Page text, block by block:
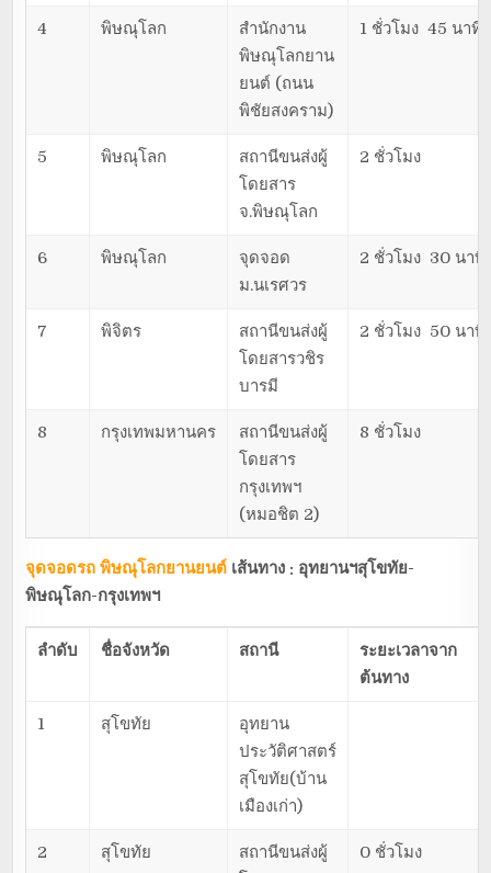
4 พิษณุโลก
สำนักงาน
พิษณุโลกยาน
ยนต์ (ถนน
พิชัยสงคราม)
1 ชั่วโมง 45 นาที
5 พิษณุโลก
สถานีขนส่งผู้
โดยสาร
จ.พิษณุโลก
2 ชั่วโมง
6 พิษณุโลก
จุดจอด
ม.นเรศวร
2 ชั่วโมง 30 นาที
7 พิจิตร
สถานีขนส่งผู้
โดยสารวชิร
บารมี
2 ชั่วโมง 50 นาที
8 กรุงเทพมหานคร
สถานีขนส่งผู้
โดยสาร
กรุงเทพฯ
(หมอชิต 2)
8 ชั่วโมง
จุดจอดรถ พิษณุโลกยานยนต์ เส้นทาง : อุทยานฯสุโขทัย-
พิษณุโลก-กรุงเทพฯ
ลำดับ ชื่อจังหวัด สถานี
ระยะเวลาจาก
ต้นทาง
1 สุโขทัย
อุทยาน
ประวัติศาสตร์
สุโขทัย(บ้าน
เมืองเก่า)
2 สุโขทัย
สถานีขนส่งผู้
0 ชั่วโมง